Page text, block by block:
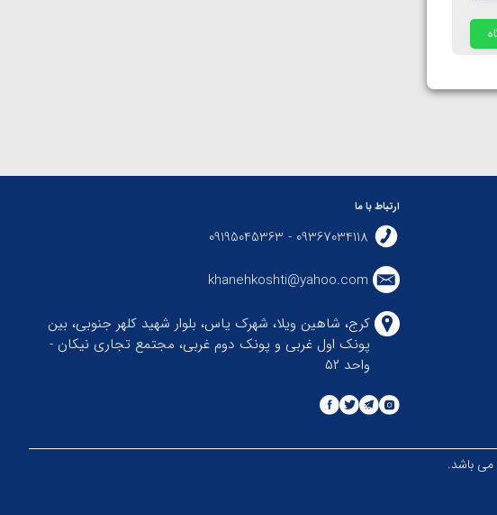
ارتباط با ما
09367034118 - 09195045363
khanehkoshti@yahoo.com
کرج، شاهین ویلا، شهرک یاس، بلوار شهید کلهر جنوبی، بین
پونک اول غربی و پونک دوم غربی، مجتمع تجاری نیکان -
واحد ۵۲
می باشد.